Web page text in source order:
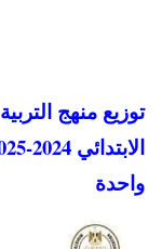
توزيع منهج
واحدة